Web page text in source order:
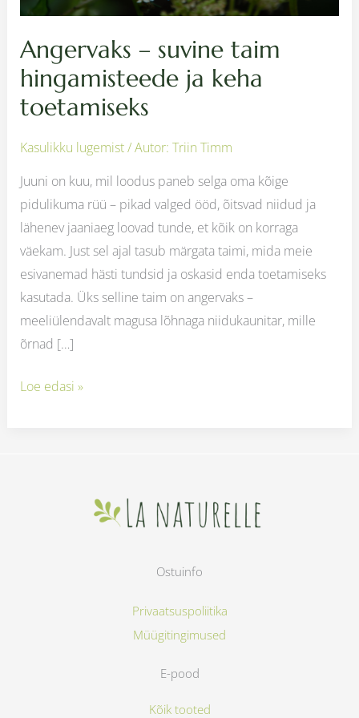
Angervaks – suvine taim
hingamisteede ja keha
toetamiseks
Kasulikku lugemist/ Autor: Triin Timm
Juuni on kuu, mil loodus paneb selga oma kõige
pidulikuma rüü – pikad valged ööd, õitsvad niidud ja
lähenev jaaniaeg loovad tunde, et kõik on korraga
väekam. Just sel ajal tasub märgata taimi, mida meie
esivanemad hästi tundsid ja oskasid enda toetamiseks
kasutada. Üks selline taim on angervaks –
meeliülendavalt magusa lõhnaga niidukaunitar, mille
õrnad […]
Loe edasi »
Ostuinfo
Privaatsuspoliitika
Müügitingimused
E-pood
Kõik tooted